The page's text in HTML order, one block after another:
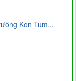
Kon Tum...